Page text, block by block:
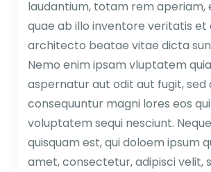
laudantium, totam rem aperiam,
quae ab illo inventore veritatis et
architecto beatae vitae dicta
Nemo enim ipsam vluptatem
aspernatur aut odit aut fugit, sed
consequuntur magni lores eos
voluptatem sequi nesciunt.
quisquam est, qui doloem ipsum
amet, consectetur, adipisci velit,